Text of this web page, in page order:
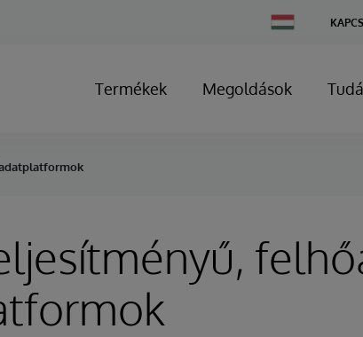
Change
Country
Termékek Megoldások